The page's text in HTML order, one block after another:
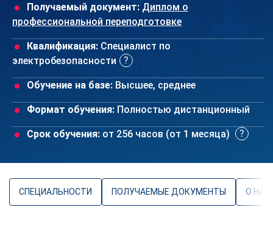
Получаемый документ: Диплом о
профессиональной переподготовке
Квалификация: Специалист по
электробезопасности
Обучение на базе: Высшее, среднее
Формат обучения: Полностью дистанционный
Срок обучения: от 256 часов (от 1 месяца)
СПЕЦИАЛЬНОСТИ ПОЛУЧАЕМЫЕ ДОКУМЕНТЫ О